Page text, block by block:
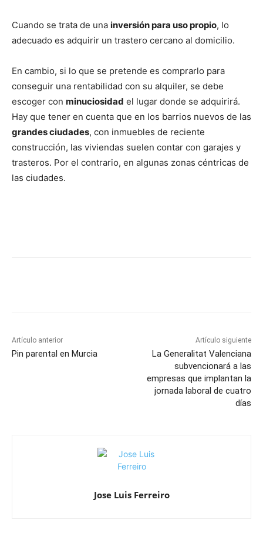
Cuando se trata de una inversión para uso propio, lo
adecuado es adquirir un trastero cercano al domicilio.
En cambio, si lo que se pretende es comprarlo para
conseguir una rentabilidad con su alquiler, se debe
escoger con minuciosidad el lugar donde se adquirirá.
Hay que tener en cuenta que en los barrios nuevos de las
grandes ciudades, con inmuebles de reciente
construcción, las viviendas suelen contar con garajes y
trasteros. Por el contrario, en algunas zonas céntricas de
las ciudades.
Artículo anterior
Pin parental en Murcia
Artículo siguiente
La Generalitat Valenciana
subvencionará a las
empresas que implantan la
jornada laboral de cuatro
días
Jose Luis Ferreiro